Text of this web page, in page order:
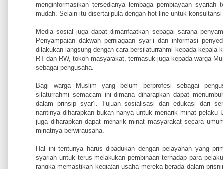
menginformasikan tersedianya lembaga pembiayaan syariah
mudah. Selain itu disertai pula dengan hot line untuk
Media sosial juga dapat dimanfaatkan sebagai sarana
Penyampaian dakwah perniagaan syar’i dan informasi
dilakukan langsung dengan cara bersilaturrahmi kepada kepala-
RT dan RW, tokoh masyarakat, termasuk juga kepada warga
sebagai pengusaha.
Bagi warga Muslim yang belum berprofesi sebagai
silaturrahmi semacam ini dimana diharapkan dapat
dalam prinsip syar’i. Tujuan sosialisasi dan edukasi dari
nantinya diharapkan bukan hanya untuk menarik minat pelaku
juga diharapkan dapat menarik minat masyarakat secara
minatnya berwirausaha.
Hal ini tentunya harus dipadukan dengan pelayanan yang
syariah untuk terus melakukan pembinaan terhadap para
rangka memastikan kegiatan usaha mereka berada dalam